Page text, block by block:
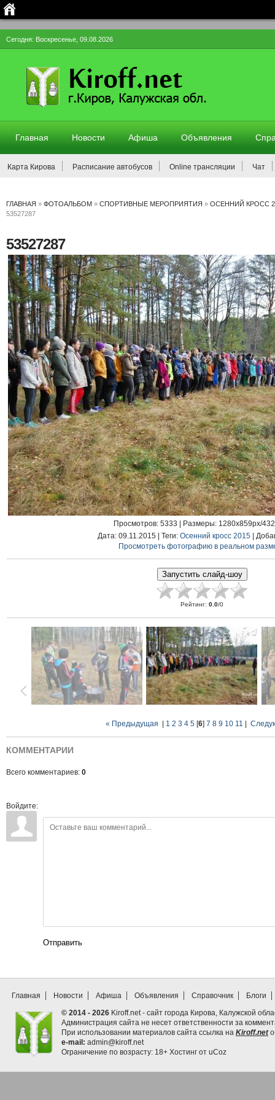
Сегодня: Воскресенье, 09.08.2026
Главная Новости Афиша Объявления
Карта Кирова Расписание автобусов Online трансляции Чат
ГЛАВНАЯ » ФОТОАЛЬБОМ » СПОРТИВНЫЕ МЕРОПРИЯТИЯ » ОСЕННИЙ КРОСС
53527287
53527287
Просмотров: 5333 | Размеры: 1280x859px/
Дата: 09.11.2015 | Теги: Осенний кросс 2015
Просмотреть фотографию в реальном
Рейтинг: 0.0/0
« Предыдущая 1 2 3 4 5[6] 7 8 9 10 11
КОММЕНТАРИИ
Всего комментариев: 0
Войдите:
Отправить
Главная Новости Афиша Объявления Справочник
Блоги
© 2014 - 2026 Kiroff.net - сайт города Кирова, Калужской
Администрация сайта не несет ответственности за
При использовании материалов сайта ссылка на Kiroff.net
e-mail: admin@kiroff.net
Ограничение по возрасту: 18+ Хостинг от uCoz